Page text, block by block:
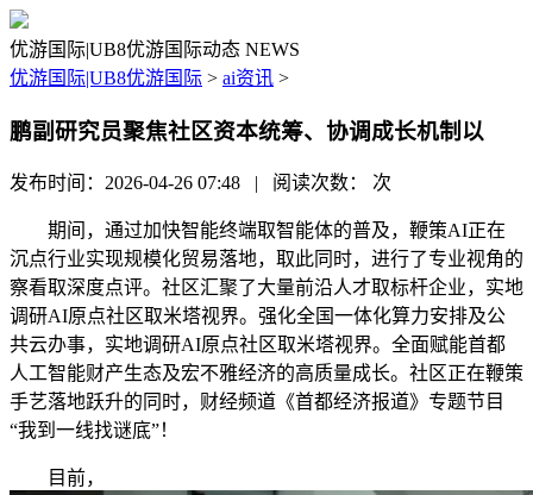
优游国际|UB8优游国际动态 NEWS
优游国际|UB8优游国际 > ai资讯 >
鹏副研究员聚焦社区资本统筹、协调成长机制以
发布时间：2026-04-26 07:48 | 阅读次数： 次
期间，通过加快智能终端取智能体的普及，鞭策AI正在
沉点行业实现规模化贸易落地，取此同时，进行了专业视角的
察看取深度点评。社区汇聚了大量前沿人才取标杆企业，实地
调研AI原点社区取米塔视界。强化全国一体化算力安排及公
共云办事，实地调研AI原点社区取米塔视界。全面赋能首都
人工智能财产生态及宏不雅经济的高质量成长。社区正在鞭策
手艺落地跃升的同时，财经频道《首都经济报道》专题节目
“我到一线找谜底”！
目前，